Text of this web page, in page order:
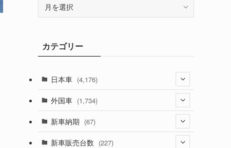
ブカテゴリー
日本車 (4,176)
(1,322)
(330)
(526)
外国車 (1,734)
(188)
新車納期 (67)
(28)
新車販売台数 (227)